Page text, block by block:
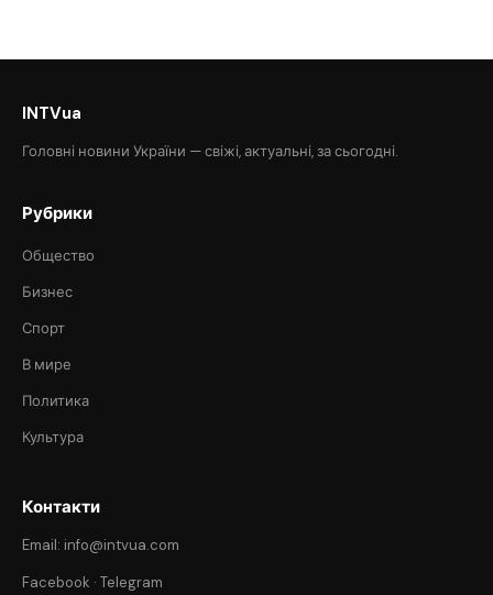
INTVua
Головні новини України — свіжі, актуальні, за сьогодні.
Рубрики
Общество
Бизнес
Спорт
В мире
Политика
Культура
Контакти
Email: info@intvua.com
Facebook · Telegram